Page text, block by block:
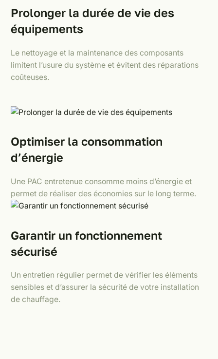
Prolonger la durée de vie des
équipements
Le nettoyage et la maintenance des composants
limitent l’usure du système et évitent des réparations
coûteuses.
Optimiser la consommation
d’énergie
Une PAC entretenue consomme moins d’énergie et
permet de réaliser des économies sur le long terme.
Garantir un fonctionnement
sécurisé
Un entretien régulier permet de vérifier les éléments
sensibles et d’assurer la sécurité de votre installation
de chauffage.